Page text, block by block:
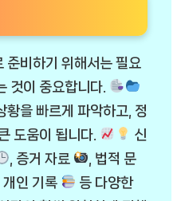
준비하기 위해서는 필요
것이 중요합니다.
황을 빠르게 파악하고, 정
도움이 됩니다.
신
, 증거 자료
, 법적 문
, 개인 기록
등 다양한